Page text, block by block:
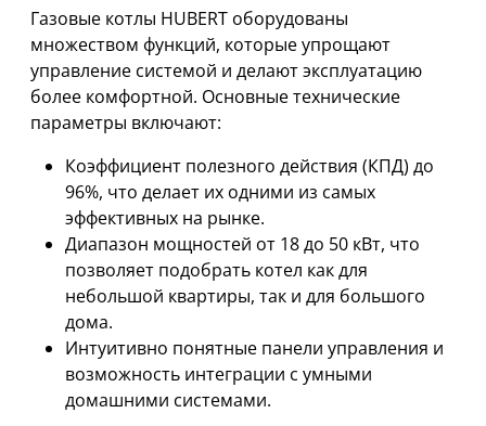
Газовые котлы HUBERT оборудованы
множеством функций, которые упрощают
управление системой и делают эксплуатацию
более комфортной. Основные технические
параметры включают:
Коэффициент полезного действия (КПД) до
96%, что делает их одними из самых
эффективных на рынке.
Диапазон мощностей от 18 до 50 кВт, что
позволяет подобрать котел как для
небольшой квартиры, так и для большого
дома.
Интуитивно понятные панели управления и
возможность интеграции с умными
домашними системами.